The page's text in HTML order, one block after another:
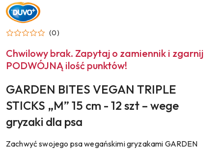
NAZWA
PRODUCENTA:
DUVO+
(0)
Chwilowy brak. Zapytaj o zamiennik i zgarnij
PODWÓJNĄ ilość punktów!
GARDEN BITES VEGAN TRIPLE
STICKS „M” 15 cm - 12 szt – wege
gryzaki dla psa
Zachwyć swojego psa wegańskimi gryzakami GARDEN